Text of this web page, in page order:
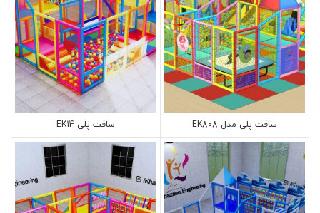
سافت پلی مدل EK808 سافت پلی EK14